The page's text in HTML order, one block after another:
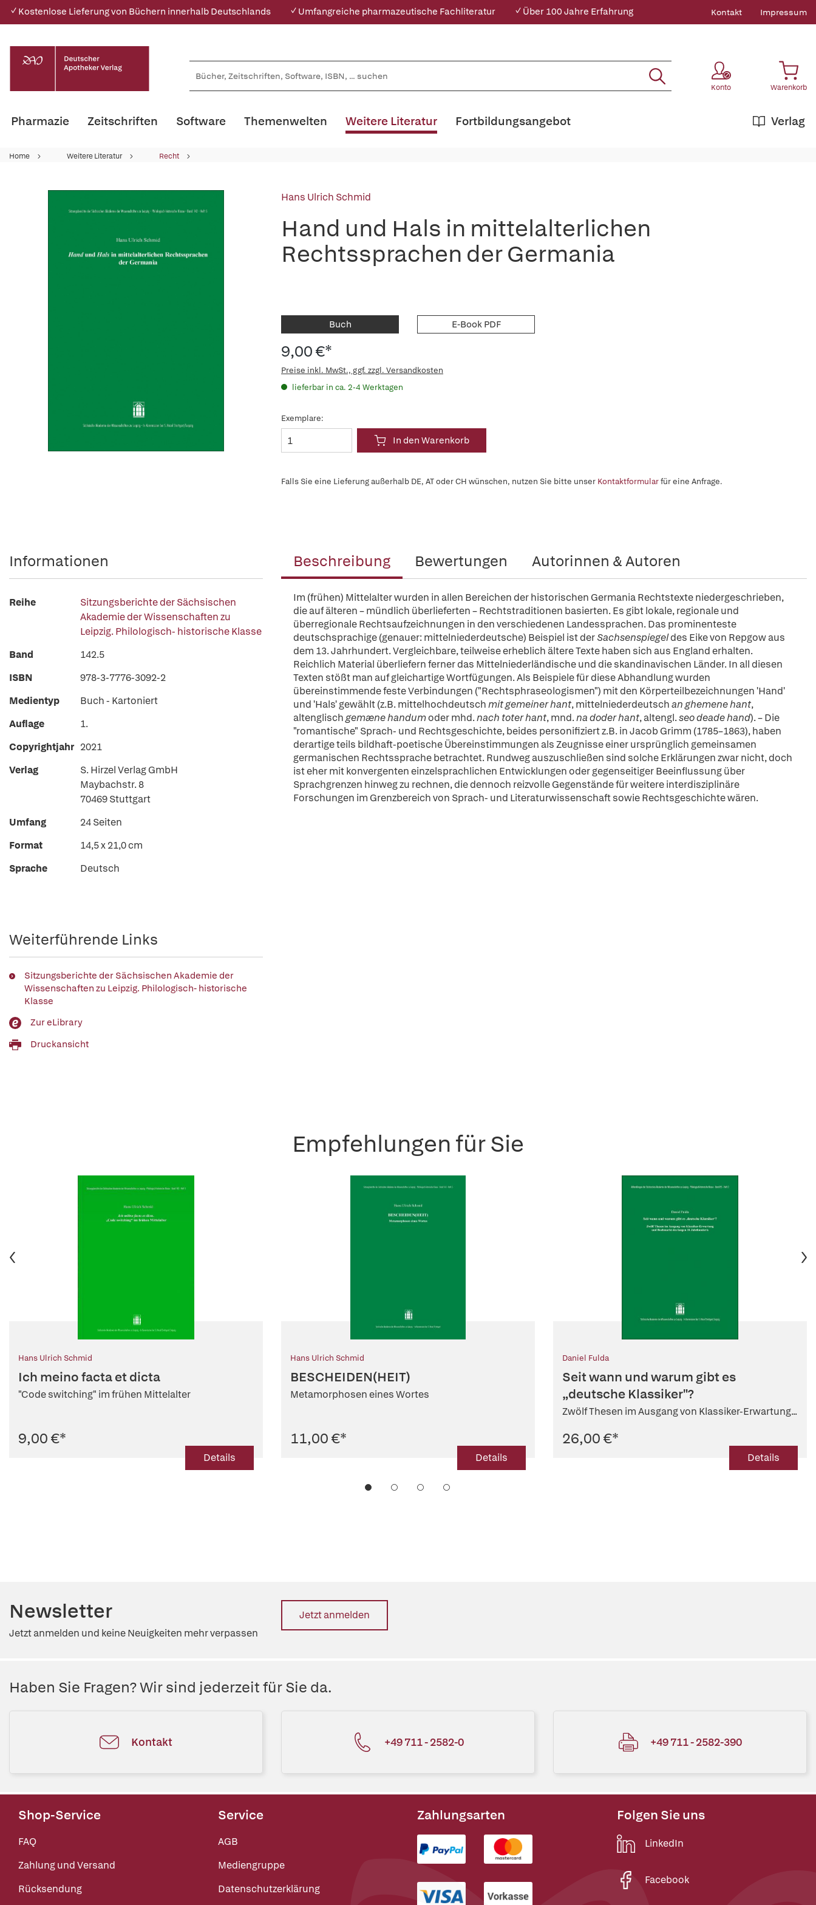
✓ Kostenlose Lieferung von Büchern innerhalb Deutschlands ✓ Umfangreiche pharmazeutische Fachliteratur ✓ Über 100 Jahre Erfahrung Kontakt Impressum
Konto Warenkorb
Pharmazie Zeitschriften Software Themenwelten Weitere Literatur Verlag
Fortbildungsangebot
Home Weitere Literatur Recht
Hans Ulrich Schmid
Hand und Hals in mittelalterlichen
Rechtssprachen der Germania
Buch E-Book PDF
9,00 €*
Preise inkl. MwSt., ggf. zzgl. Versandkosten
lieferbar in ca. 2-4 Werktagen
Exemplare:
In den Warenkorb
Falls Sie eine Lieferung außerhalb DE, AT oder CH wünschen, nutzen Sie bitte unser Kontaktformularfür eine Anfrage.
Beschreibung Bewertungen Autorinnen & Autoren
Im (frühen) Mittelalter wurden in allen Bereichen der historischen Germania Rechtstexte niedergeschrieben,
die auf älteren – mündlich überlieferten – Rechtstraditionen basierten. Es gibt lokale, regionale und
überregionale Rechtsaufzeichnungen in den verschiedenen Landessprachen. Das prominenteste
deutschsprachige (genauer: mittelniederdeutsche) Beispiel ist derSachsenspiegeldes Eike von Repgow aus
dem 13. Jahrhundert. Vergleichbare, teilweise erheblich ältere Texte haben sich aus England erhalten.
Reichlich Material überliefern ferner das Mittelniederländische und die skandinavischen Länder. In all diesen
Texten stößt man auf gleichartige Wortfügungen. Als Beispiele für diese Abhandlung wurden
übereinstimmende feste Verbindungen ("Rechtsphraseologismen") mit den Körperteilbezeichnungen 'Hand'
und 'Hals' gewählt (z.B. mittelhochdeutschmit gemeiner hant, mittelniederdeutschan ghemene hant,
altenglischgemæne handumoder mhd.nach toter hant, mnd.na doder hant, altengl.seo deade hand). – Die
"romantische" Sprach- und Rechtsgeschichte, beides personifiziert z.B. in Jacob Grimm (1785–1863), haben
derartige teils bildhaft-poetische Übereinstimmungen als Zeugnisse einer ursprünglich gemeinsamen
germanischen Rechtssprache betrachtet. Rundweg auszuschließen sind solche Erklärungen zwar nicht, doch
ist eher mit konvergenten einzelsprachlichen Entwicklungen oder gegenseitiger Beeinflussung über
Sprachgrenzen hinweg zu rechnen, die dennoch reizvolle Gegenstände für weitere interdisziplinäre
Forschungen im Grenzbereich von Sprach- und Literaturwissenschaft sowie Rechtsgeschichte wären.
Informationen
Reihe
Sitzungsberichte der Sächsischen
Akademie der Wissenschaften zu
Leipzig. Philologisch- historische Klasse
Band
142.5
ISBN
978-3-7776-3092-2
Medientyp
Buch - Kartoniert
Auflage
1.
Copyrightjahr 2021
Verlag
S. Hirzel Verlag GmbH
Maybachstr. 8
70469 Stuttgart
Umfang
24 Seiten
Format
14,5 x 21,0 cm
Sprache
Deutsch
Weiterführende Links
Sitzungsberichte der Sächsischen Akademie der
Wissenschaften zu Leipzig. Philologisch- historische
Klasse
Zur eLibrary
Druckansicht
Empfehlungen für Sie
Hans Ulrich Schmid
Ich meino facta et dicta
"Code switching" im frühen Mittelalter
9,00 €*
Details
Hans Ulrich Schmid
BESCHEIDEN(HEIT)
Metamorphosen eines Wortes
11,00 €*
Details
Daniel Fulda
Seit wann und warum gibt es
„deutsche Klassiker"?
Zwölf Thesen im Ausgang von Klassiker-Erwartung...
26,00 €*
Details
Newsletter
Jetzt anmelden und keine Neuigkeiten mehr verpassen
Jetzt anmelden
Haben Sie Fragen? Wir sind jederzeit für Sie da.
Kontakt +49 711 - 2582-0 +49 711 - 2582-390
Shop-Service
FAQ
Zahlung und Versand
Rücksendung
Service
AGB
Mediengruppe
Datenschutzerklärung
Zahlungsarten Folgen Sie uns
LinkedIn
Facebook